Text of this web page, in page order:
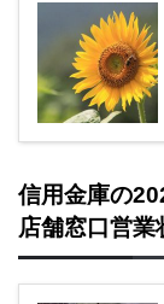
信用金庫の
店舗窓口営